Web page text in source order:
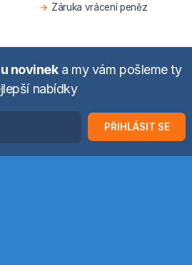
Záruka vrácení peněz
novineka my vám pošleme ty
nabídky
PŘIHLÁSIT SE